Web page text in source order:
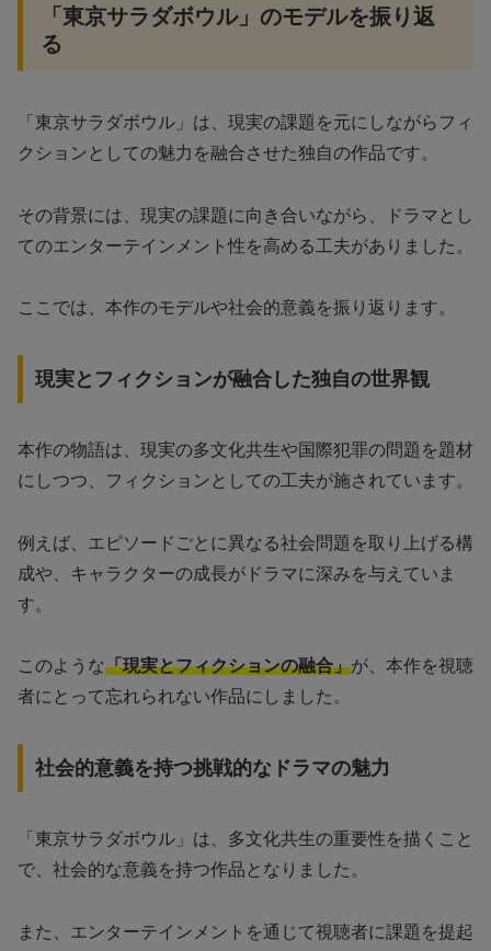
「東京サラダボウル」のモデルを振り返
る
「東京サラダボウル」は、現実の課題を元にしながらフィ
クションとしての魅力を融合させた独自の作品です。
その背景には、現実の課題に向き合いながら、ドラマとし
てのエンターテインメント性を高める工夫がありました。
ここでは、本作のモデルや社会的意義を振り返ります。
現実とフィクションが融合した独自の世界観
本作の物語は、現実の多文化共生や国際犯罪の問題を題材
にしつつ、フィクションとしての工夫が施されています。
例えば、エピソードごとに異なる社会問題を取り上げる構
成や、キャラクターの成長がドラマに深みを与えていま
す。
このような「現実とフィクションの融合」が、本作を視聴
者にとって忘れられない作品にしました。
社会的意義を持つ挑戦的なドラマの魅力
「東京サラダボウル」は、多文化共生の重要性を描くこと
で、社会的な意義を持つ作品となりました。
また、エンターテインメントを通じて視聴者に課題を提起